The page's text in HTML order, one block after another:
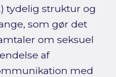
tydelig struktur og
som gør det
om seksuel
af
med